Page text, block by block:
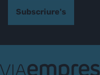
Subscriure's